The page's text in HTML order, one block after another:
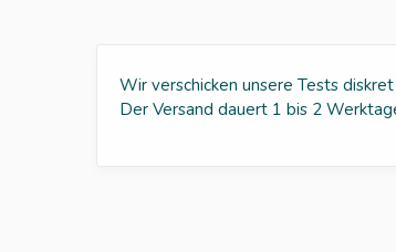
Wir verschicken unsere Tests
Der Versand dauert 1 bis 2